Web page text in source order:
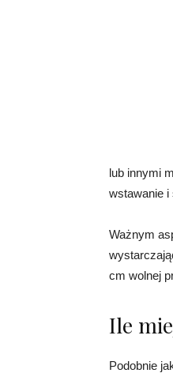
lub innymi
wstawanie i
Ważnym
cm wolnej
Ile
Podobnie